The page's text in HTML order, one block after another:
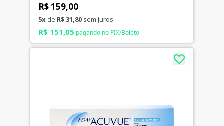
R$ 159,00
5xde R$ 31,80sem juros
R$ 151,05 pagando no PIX/Boleto